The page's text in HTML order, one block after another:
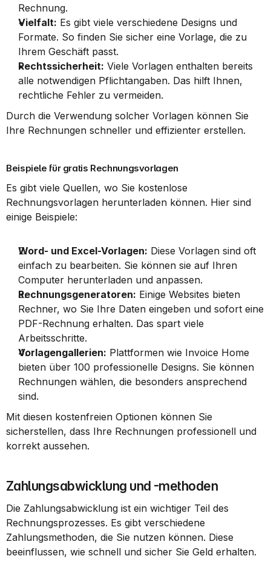
Rechnung.
Vielfalt: Es gibt viele verschiedene Designs und
Formate. So finden Sie sicher eine Vorlage, die zu
Ihrem Geschäft passt.
Rechtssicherheit: Viele Vorlagen enthalten bereits
alle notwendigen Pflichtangaben. Das hilft Ihnen,
rechtliche Fehler zu vermeiden.
Durch die Verwendung solcher Vorlagen können Sie
Ihre Rechnungen schneller und effizienter erstellen.
Beispiele für gratis Rechnungsvorlagen
Es gibt viele Quellen, wo Sie kostenlose
Rechnungsvorlagen herunterladen können. Hier sind
einige Beispiele:
Word- und Excel-Vorlagen: Diese Vorlagen sind oft
einfach zu bearbeiten. Sie können sie auf Ihren
Computer herunterladen und anpassen.
Rechnungsgeneratoren: Einige Websites bieten
Rechner, wo Sie Ihre Daten eingeben und sofort eine
PDF-Rechnung erhalten. Das spart viele
Arbeitsschritte.
Vorlagengallerien: Plattformen wie Invoice Home
bieten über 100 professionelle Designs. Sie können
Rechnungen wählen, die besonders ansprechend
sind.
Mit diesen kostenfreien Optionen können Sie
sicherstellen, dass Ihre Rechnungen professionell und
korrekt aussehen.
Zahlungsabwicklung und -methoden
Die Zahlungsabwicklung ist ein wichtiger Teil des
Rechnungsprozesses. Es gibt verschiedene
Zahlungsmethoden, die Sie nutzen können. Diese
beeinflussen, wie schnell und sicher Sie Geld erhalten.